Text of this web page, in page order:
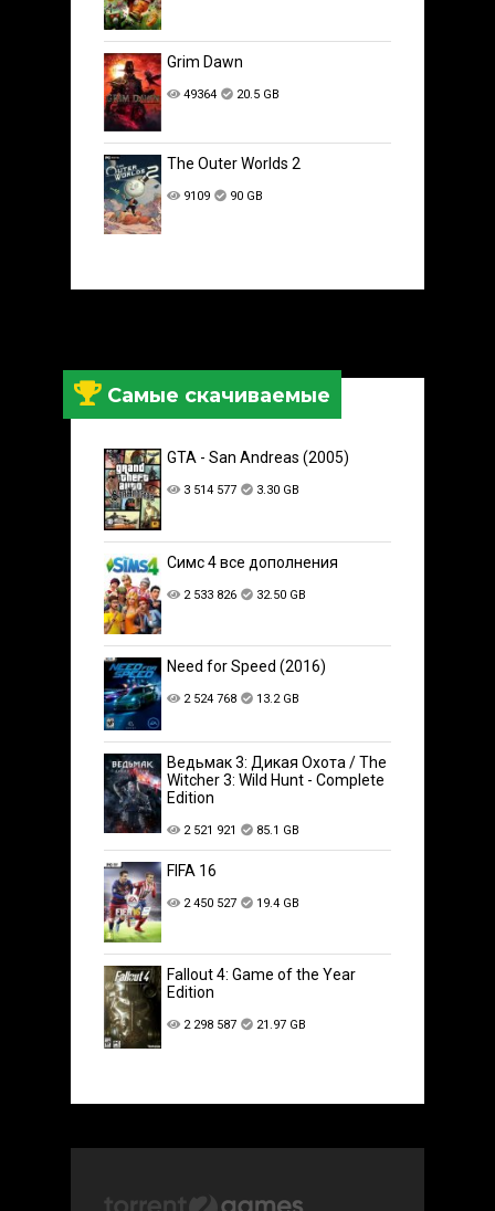
Grim Dawn
49364 20.5 GB
The Outer Worlds 2
9109 90 GB
Самые скачиваемые
GTA - San Andreas (2005)
3 514 577 3.30 GB
Симс 4 все дополнения
2 533 826 32.50 GB
Need for Speed (2016)
2 524 768 13.2 GB
Ведьмак 3: Дикая Охота / The
Witcher 3: Wild Hunt - Complete
Edition
2 521 921 85.1 GB
FIFA 16
2 450 527 19.4 GB
Fallout 4: Game of the Year
Edition
2 298 587 21.97 GB